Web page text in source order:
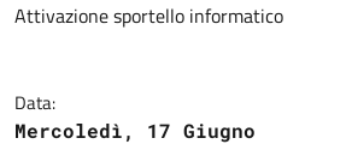
Attivazione sportello informatico
Data:
Mercoledì, 17 Giugno